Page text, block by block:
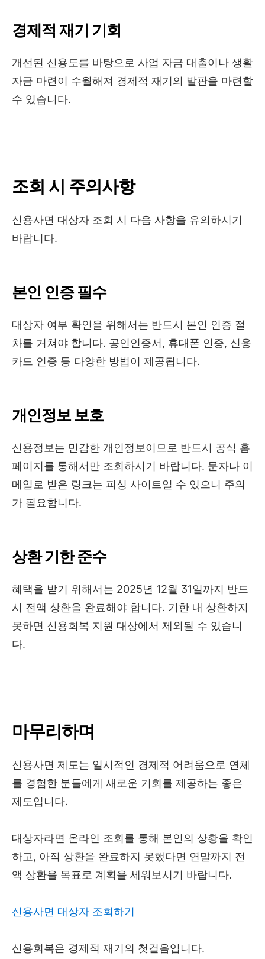
경제적 재기 기회
개선된 신용도를 바탕으로 사업 자금 대출이나 생활
자금 마련이 수월해져 경제적 재기의 발판을 마련할
수 있습니다.
조회 시 주의사항
신용사면 대상자 조회 시 다음 사항을 유의하시기
바랍니다.
본인 인증 필수
대상자 여부 확인을 위해서는 반드시 본인 인증 절
차를 거쳐야 합니다. 공인인증서, 휴대폰 인증, 신용
카드 인증 등 다양한 방법이 제공됩니다.
개인정보 보호
신용정보는 민감한 개인정보이므로 반드시 공식 홈
페이지를 통해서만 조회하시기 바랍니다. 문자나 이
메일로 받은 링크는 피싱 사이트일 수 있으니 주의
가 필요합니다.
상환 기한 준수
혜택을 받기 위해서는 2025년 12월 31일까지 반드
시 전액 상환을 완료해야 합니다. 기한 내 상환하지
못하면 신용회복 지원 대상에서 제외될 수 있습니
다.
마무리하며
신용사면 제도는 일시적인 경제적 어려움으로 연체
를 경험한 분들에게 새로운 기회를 제공하는 좋은
제도입니다.
대상자라면 온라인 조회를 통해 본인의 상황을 확인
하고, 아직 상환을 완료하지 못했다면 연말까지 전
액 상환을 목표로 계획을 세워보시기 바랍니다.
신용사면 대상자 조회하기
신용회복은 경제적 재기의 첫걸음입니다.